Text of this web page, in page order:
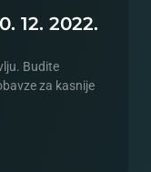
12. 2022.
Budite
za kasnije